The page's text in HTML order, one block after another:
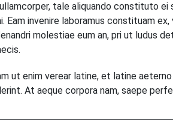
tale aliquando constituto ei
Eam invenire laboramus constituam
molestiae eum an, pri ut ludus
ut enim verear latine, et latine
At aeque corpora nam, saepe